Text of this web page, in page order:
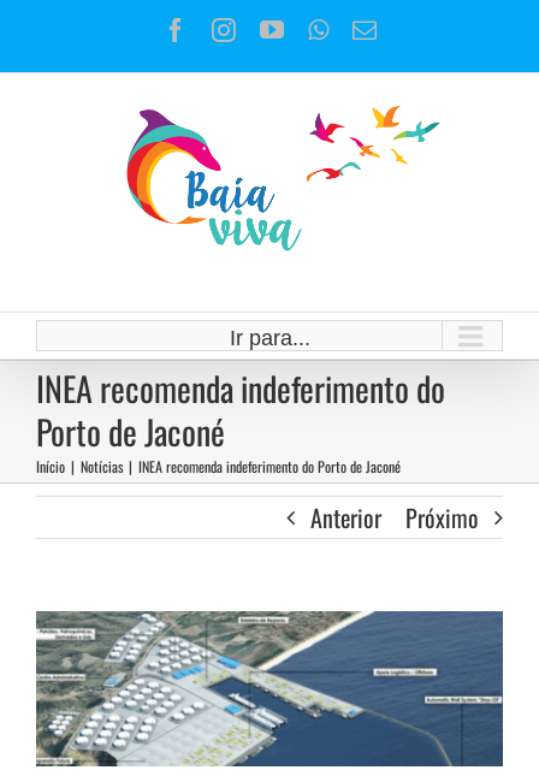
o
Facebook
Instagram
YouTubeWhatsApp
E-
Ir para...
INEA recomenda indeferimento do
Porto de Jaconé
Início | Notícias | INEA recomenda indeferimento do Porto de Jaconé
Anterior Próximo
View
Larger
Image